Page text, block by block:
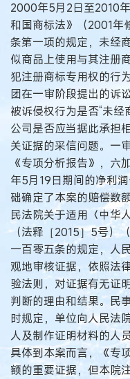
2000年5月2日至2010
和国商标法》（2001年
条第一项的规定，未经
似商品上使用与其注册
犯注册商标专用权的行
团在一审阶段提出的诉
被诉侵权行为是否“未
公司是否应当据此承担
关证据的采信问题。一
《专项分析报告》，六
年5月19日期间的净利
础确定了本案的赔偿数
民法院关于适用〈中华
（法释［2015］5号）
一百零五条的规定，人
观地审核证据，依照法
验法则，对证据有无证
判断的理由和结果。民
时规定，单位向人民法
人及制作证明材料的人
具体到本案而言，《专
额的重要证据，但本院